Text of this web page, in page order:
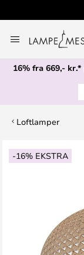
to
Content
16% fra 669,- kr.*
Loftlamper
-16% EKSTRA
Gå
til